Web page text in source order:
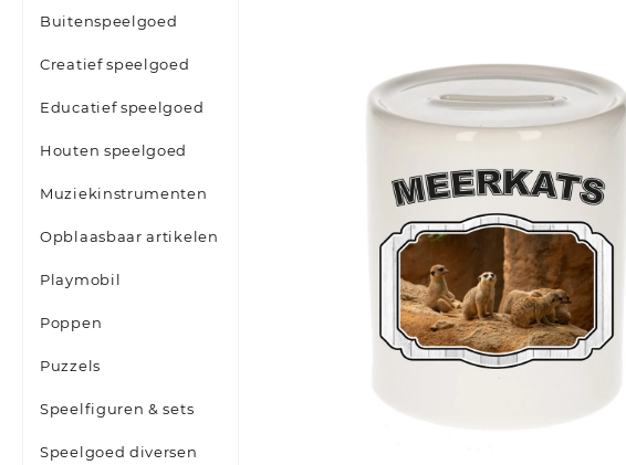
Buitenspeelgoed
Creatief speelgoed
Educatief speelgoed
Houten speelgoed
Muziekinstrumenten
Opblaasbaar artikelen
Playmobil
Poppen
Puzzels
Speelfiguren & sets
Speelgoed diversen